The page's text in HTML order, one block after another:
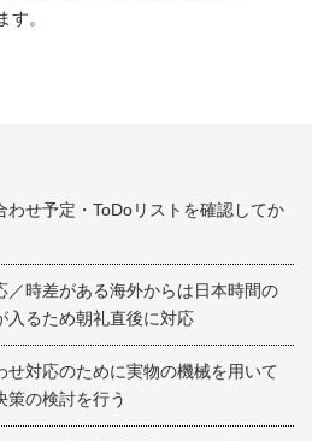
す。
わせ予定・ToDoリストを確認してか
／時差がある海外からは日本時間の
入るため朝礼直後に対応
せ対応のために実物の機械を用いて
策の検討を行う